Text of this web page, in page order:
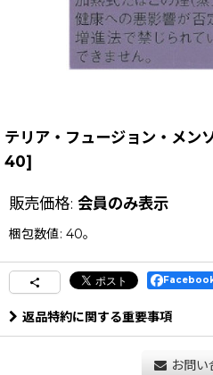
テリア・フュージョン・メン
40]
販売価格: 会員のみ表示
梱包数値: 40。
Facebook
返品特約に関する重要事項
お問い